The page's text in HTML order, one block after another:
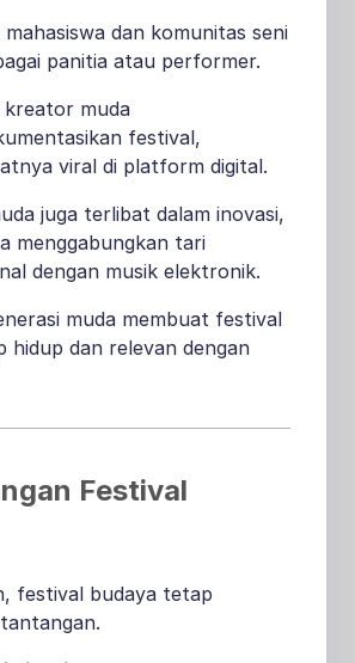
mahasiswa dan komunitas seni
panitia atau performer.
kreator muda
festival,
viral di platform digital.
juga terlibat dalam inovasi,
menggabungkan tari
dengan musik elektronik.
muda membuat festival
hidup dan relevan dengan
Festival
festival budaya tetap